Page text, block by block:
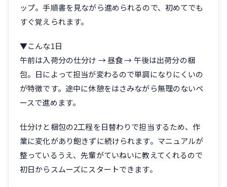
ップ。手順書を見ながら進められるので、初めてでも
すぐ覚えられます。
▼こんな1日
午前は入荷分の仕分け → 昼食 → 午後は出荷分の梱
包。日によって担当が変わるので単調になりにくいの
が特徴です。途中に休憩をはさみながら無理のないペ
ースで進めます。
仕分けと梱包の2工程を日替わりで担当するため、作
業に変化があり飽きずに続けられます。マニュアルが
整っているうえ、先輩がていねいに教えてくれるので
初日からスムーズにスタートできます。